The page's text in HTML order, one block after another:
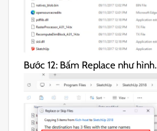
Bước 12: Bấm Replace như hình.